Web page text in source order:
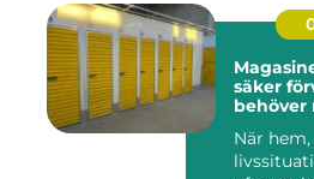
säker
behöver
När